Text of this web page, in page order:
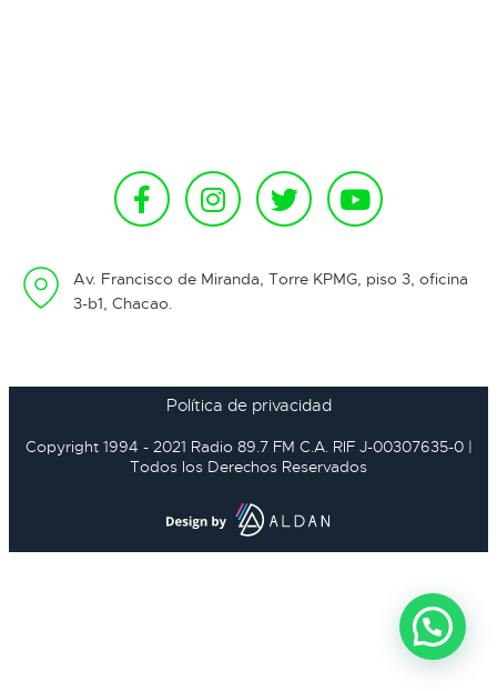
Av. Francisco de Miranda, Torre KPMG, piso 3, oficina
3-b1, Chacao.
Política de privacidad
Copyright 1994 - 2021 Radio 89.7 FM C.A. RIF J-00307635-0 |
Todos los Derechos Reservados